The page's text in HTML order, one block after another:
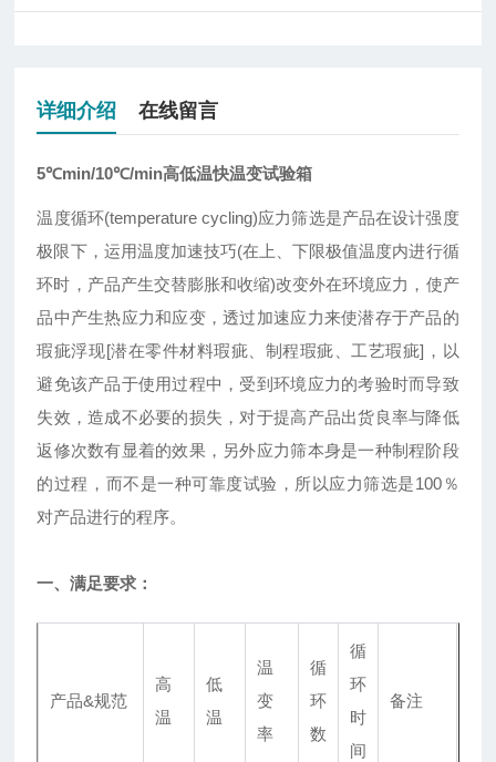
详细介绍 在线留言
5℃min/10℃/min高低温快温变试验箱
温度循环(temperature cycling)应力筛选是产品在设计强度
极限下，运用温度加速技巧(在上、下限极值温度内进行循
环时，产品产生交替膨胀和收缩)改变外在环境应力，使产
品中产生热应力和应变，透过加速应力来使潜存于产品的
瑕疵浮现[潜在零件材料瑕疵、制程瑕疵、工艺瑕疵]，以
避免该产品于使用过程中，受到环境应力的考验时而导致
失效，造成不必要的损失，对于提高产品出货良率与降低
返修次数有显着的效果，另外应力筛本身是一种制程阶段
的过程，而不是一种可靠度试验，所以应力筛选是100％
对产品进行的程序。
一、满足要求：
产品&规范
高
温
低
温
温
变
率
循
环
数
循
环
时
间
备注